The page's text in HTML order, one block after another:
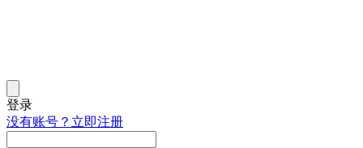
登录
没有账号？立即注册